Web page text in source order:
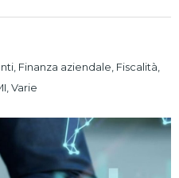
Finanza aziendale, Fiscalità,
Varie